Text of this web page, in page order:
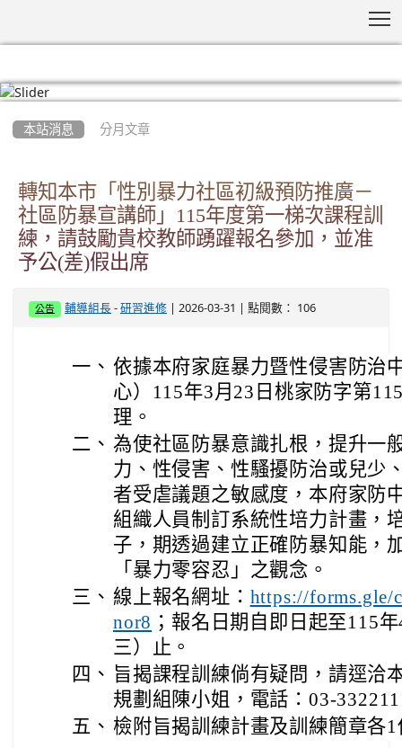
本站消息 分月文章
轉知本市「性別暴力社區初級預防推廣－
社區防暴宣講師」115年度第一梯次課程訓
練，請鼓勵貴校教師踴躍報名參加，並准
予公(差)假出席
公告 輔導組長 -研習進修 | 2026-03-31 | 點閱數： 106
一、 依據本府家庭暴力暨性侵害防治
心）115年3月23日桃家防字第
理。
二、 為使社區防暴意識扎根，提升一
力、性侵害、性騷擾防治或兒少
者受虐議題之敏感度，本府家防
組織人員制訂系統性培力計畫，
子，期透過建立正確防暴知能，
「暴力零容忍」之觀念。
三、 線上報名網址： https://forms.gle/
nor8 ；報名日期自即日起至115
三）止。
四、 旨揭課程訓練倘有疑問，請逕洽
規劃組陳小姐，電話：03-
五、 檢附旨揭訓練計畫及訓練簡章各